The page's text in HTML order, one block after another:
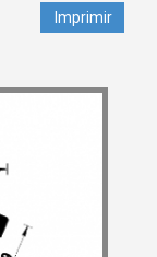
Imprimir